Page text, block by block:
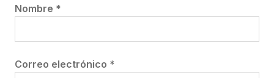
Nombre *
Correo electrónico *